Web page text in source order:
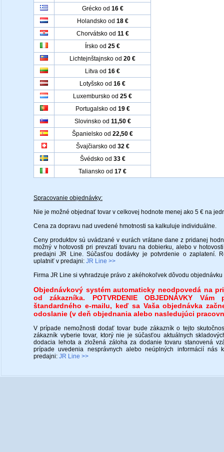
Grécko od 16 €
Holandsko od 18 €
Chorvátsko od 11 €
Írsko od 25 €
Lichtejnštajnsko od 20 €
Litva od 16 €
Lotyšsko od 16 €
Luxembursko od 25 €
Portugalsko od 19 €
Slovinsko od 11,50 €
Španielsko od 22,50 €
Švajčiarsko od 32 €
Švédsko od 33 €
Taliansko od 17 €
Spracovanie objednávky:
Nie je možné objednať tovar v celkovej hodnote menej ako 5 € na
Cena za dopravu nad uvedené hmotnosti sa kalkuluje individuálne.
Ceny produktov sú uvádzané v eurách vrátane dane z pridanej
možný v hotovosti pri prevzatí tovaru na dobierku, alebo v
predajni JR Line. Súčasťou dodávky je potvrdenie o zaplatení.
uplatniť v predajni: JR Line >>
Firma JR Line si vyhradzuje právo z akéhokoľvek dôvodu
Objednávkový systém automaticky neodpovedá na
od zákazníka. POTVRDENIE OBJEDNÁVKY
štandardného e-mailu, keď sa Vaša objednávka
odoslanie (v deň objednania alebo nasledujúci
V prípade nemožnosti dodať tovar bude zákazník o tejto
zákazník vyberie tovar, ktorý nie je súčasťou aktuálnych
dodacia lehota a zložená záloha za dodanie tovaru stanovená
prípade uvedenia nesprávnych alebo neúplných informácií nás
predajni: JR Line >>